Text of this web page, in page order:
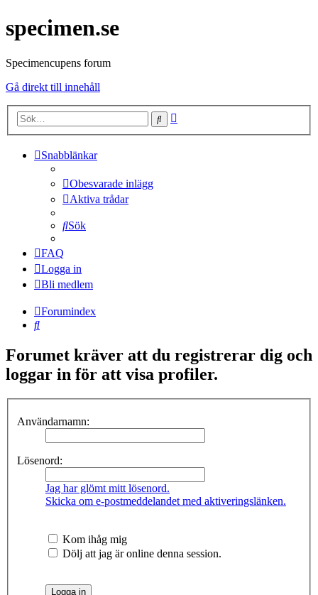
specimen.se
Specimencupens forum
Gå direkt till innehåll
Sök
Snabblänkar
Obesvarade inlägg
Aktiva trådar
Sök
FAQ
Logga in
Bli medlem
Forumindex
Sök
Forumet kräver att du registrerar dig och
loggar in för att visa profiler.
Användarnamn:
Lösenord:
Jag har glömt mitt lösenord.
Skicka om e-postmeddelandet med aktiveringslänken.
Kom ihåg mig
Dölj att jag är online denna session.